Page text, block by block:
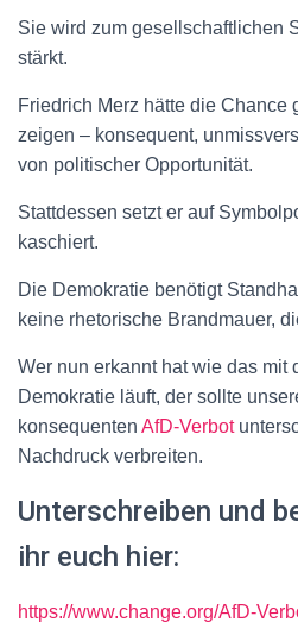
Sie wird zum gesellschaftlichen
stärkt.
Friedrich Merz hätte die Chance
zeigen – konsequent,
von politischer Opportunität.
Stattdessen setzt er auf
kaschiert.
Die Demokratie benötigt
keine rhetorische Brandmauer,
Wer nun erkannt hat wie das mit
Demokratie läuft, der sollte
konsequenten AfD-Verbot
Nachdruck verbreiten.
Unterschreiben und
ihr euch hier:
https://www.change.org/AfD-